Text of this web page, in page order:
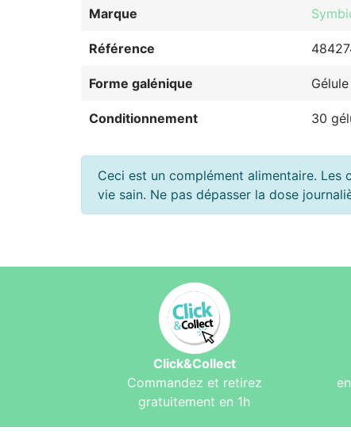
Marque
Référence
Forme galénique Gélule
Conditionnement 30
Ceci est un complément alimentaire.
vie sain. Ne pas dépasser la dose
Click&Collect
Commandez et retirez
gratuitement en 1h